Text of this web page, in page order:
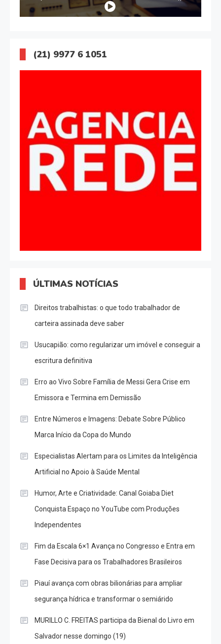
(21) 9977 6 1051
ÚLTIMAS NOTÍCIAS
Direitos trabalhistas: o que todo trabalhador de
carteira assinada deve saber
Usucapião: como regularizar um imóvel e conseguir a
escritura definitiva
Erro ao Vivo Sobre Família de Messi Gera Crise em
Emissora e Termina em Demissão
Entre Números e Imagens: Debate Sobre Público
Marca Início da Copa do Mundo
Especialistas Alertam para os Limites da Inteligência
Artificial no Apoio à Saúde Mental
Humor, Arte e Criatividade: Canal Goiaba Diet
Conquista Espaço no YouTube com Produções
Independentes
Fim da Escala 6×1 Avança no Congresso e Entra em
Fase Decisiva para os Trabalhadores Brasileiros
Piauí avança com obras bilionárias para ampliar
segurança hídrica e transformar o semiárido
MURILLO C. FREITAS participa da Bienal do Livro em
Salvador nesse domingo (19)